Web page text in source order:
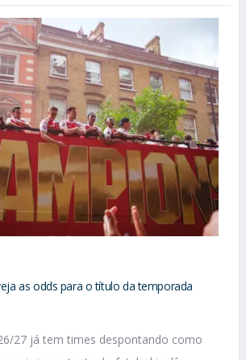
as odds para o título da temporada
27 já tem times despontando como